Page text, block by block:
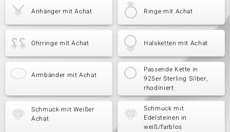
Anhänger mit Achat Ringe mit Achat
Ohrringe mit Achat Halsketten mit Achat
Armbänder mit Achat
Passende Kette in
925er Sterling Silber,
rhodiniert
Schmuck mit Weißer
Achat
Schmuck mit
Edelsteinen in
weiß/farblos